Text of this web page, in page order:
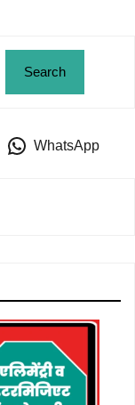
Search
WhatsApp